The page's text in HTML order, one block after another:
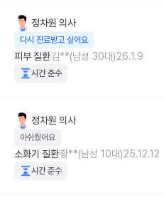
정차원 의사
다시 진료받고 싶어요
피부 질환김**(남성 30대)26.1.9
시간 준수
정차원 의사
아쉬웠어요
소화기 질환황**(남성 10대)25.12.12
시간 준수